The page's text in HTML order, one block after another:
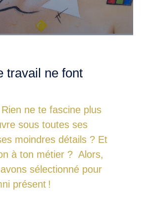
travail ne font
ne te fascine plus
sous toutes ses
moindres détails ? Et
à ton métier ? Alors,
sélectionné pour
présent !